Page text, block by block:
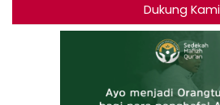
Dukung Kami